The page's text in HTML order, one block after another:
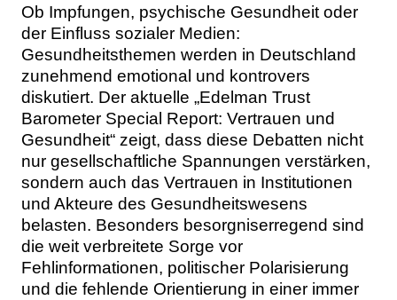
Ob Impfungen, psychische Gesundheit oder
der Einfluss sozialer Medien:
Gesundheitsthemen werden in Deutschland
zunehmend emotional und kontrovers
diskutiert. Der aktuelle „Edelman Trust
Barometer Special Report: Vertrauen und
Gesundheit“ zeigt, dass diese Debatten nicht
nur gesellschaftliche Spannungen verstärken,
sondern auch das Vertrauen in Institutionen
und Akteure des Gesundheitswesens
belasten. Besonders besorgniserregend sind
die weit verbreitete Sorge vor
Fehlinformationen, politischer Polarisierung
und die fehlende Orientierung in einer immer